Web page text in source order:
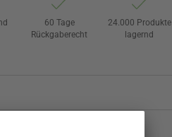
60 Tage
Rückgaberecht
24.000 Produkte
lagernd